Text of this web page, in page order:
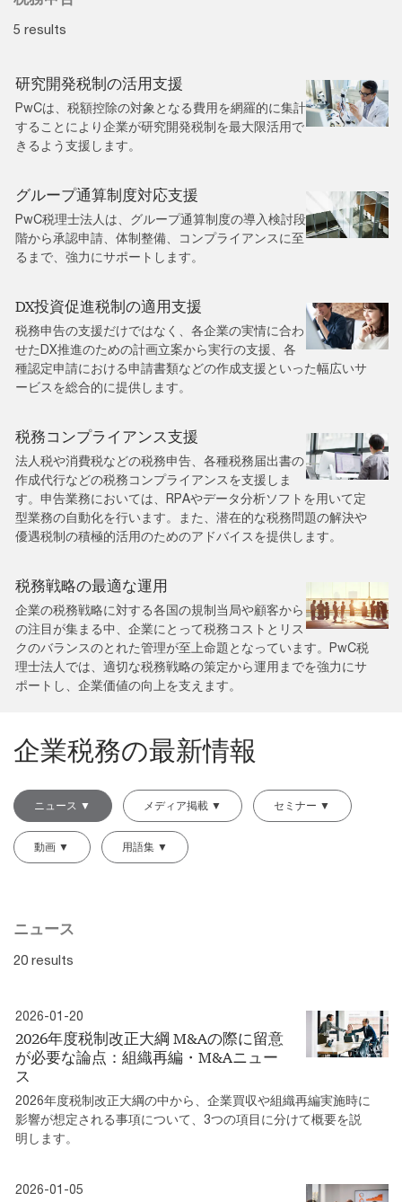
5 results
研究開発税制の活用支援
PwCは、税額控除の対象となる費用を網羅的に集計
することにより企業が研究開発税制を最大限活用で
きるよう支援します。
グループ通算制度対応支援
PwC税理士法人は、グループ通算制度の導入検討段
階から承認申請、体制整備、コンプライアンスに至
るまで、強力にサポートします。
DX投資促進税制の適用支援
税務申告の支援だけではなく、各企業の実情に合わ
せたDX推進のための計画立案から実行の支援、各
種認定申請における申請書類などの作成支援といった幅広いサ
ービスを総合的に提供します。
税務コンプライアンス支援
法人税や消費税などの税務申告、各種税務届出書の
作成代行などの税務コンプライアンスを支援しま
す。申告業務においては、RPAやデータ分析ソフトを用いて定
型業務の自動化を行います。また、潜在的な税務問題の解決や
優遇税制の積極的活用のためのアドバイスを提供します。
税務戦略の最適な運用
企業の税務戦略に対する各国の規制当局や顧客から
の注目が集まる中、企業にとって税務コストとリス
クのバランスのとれた管理が至上命題となっています。PwC税
理士法人では、適切な税務戦略の策定から運用までを強力にサ
ポートし、企業価値の向上を支えます。
企業税務の最新情報
ニュース ▼ メディア掲載 ▼ セミナー ▼
動画 ▼ 用語集 ▼
ニュース
20 results
2026-01-20
2026年度税制改正大綱 M&Aの際に留意
が必要な論点：組織再編・M&Aニュー
ス
2026年度税制改正大綱の中から、企業買収や組織再編実施時に
影響が想定される事項について、3つの項目に分けて概要を説
明します。
2026-01-05